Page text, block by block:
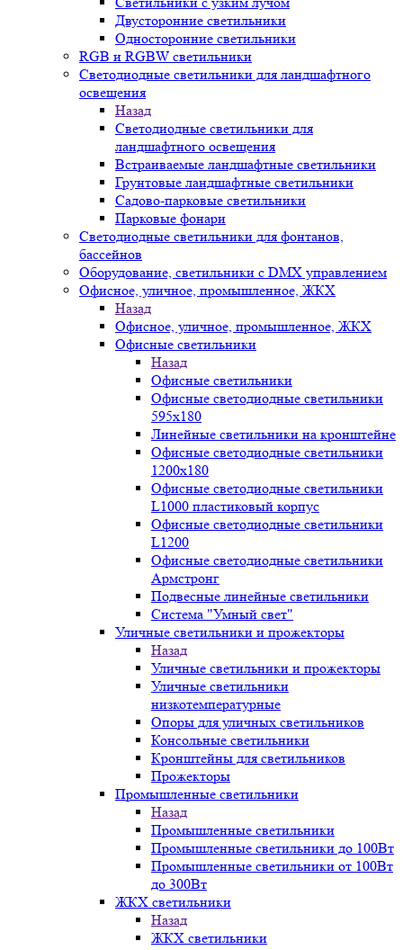
Двусторонние светильники
Односторонние светильники
RGB и RGBW светильники
Светодиодные светильники для ландшафтного
освещения
Назад
Светодиодные светильники для
ландшафтного освещения
Встраиваемые ландшафтные светильники
Грунтовые ландшафтные светильники
Садово-парковые светильники
Парковые фонари
Светодиодные светильники для фонтанов,
бассейнов
Оборудование, светильники с DMX управлением
Офисное, уличное, промышленное, ЖКХ
Назад
Офисное, уличное, промышленное, ЖКХ
Офисные светильники
Назад
Офисные светильники
Офисные светодиодные светильники
595х180
Линейные светильники на кронштейне
Офисные светодиодные светильники
1200x180
Офисные светодиодные светильники
L1000 пластиковый корпус
Офисные светодиодные светильники
L1200
Офисные светодиодные светильники
Армстронг
Подвесные линейные светильники
Система "Умный свет"
Уличные светильники и прожекторы
Назад
Уличные светильники и прожекторы
Уличные светильники
низкотемпературные
Опоры для уличных светильников
Консольные светильники
Кронштейны для светильников
Прожекторы
Промышленные светильники
Назад
Промышленные светильники
Промышленные светильники до 100Вт
Промышленные светильники от 100Вт
до 300Вт
ЖКХ светильники
Назад
ЖКХ светильники